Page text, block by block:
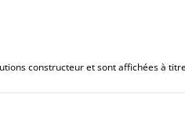
constructeur et sont affichées à